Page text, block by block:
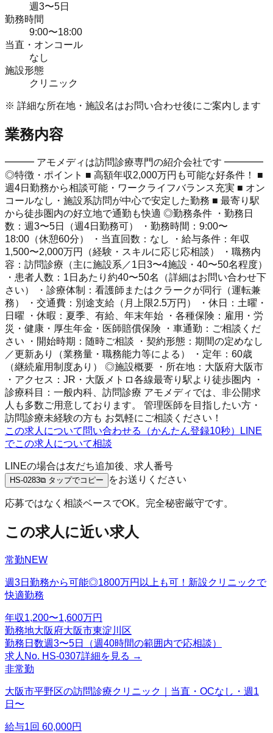
週3〜5日
勤務時間
9:00〜18:00
当直・オンコール
なし
施設形態
クリニック
※ 詳細な所在地・施設名はお問い合わせ後にご案内します
業務内容
━━━ アモメディは訪問診療専門の紹介会社です ━━━━
◎特徴・ポイント ■ 高額年収2,000万円も可能な好条件！ ■
週4日勤務から相談可能・ワークライフバランス充実 ■ オン
コールなし・施設系訪問が中心で安定した勤務 ■ 最寄り駅
から徒歩圏内の好立地で通勤も快適 ◎勤務条件 ・勤務日
数：週3〜5日（週4日勤務可） ・勤務時間：9:00〜
18:00（休憩60分） ・当直回数：なし ・給与条件：年収
1,500〜2,000万円（経験・スキルに応じ応相談） ・職務内
容：訪問診療（主に施設系／1日3〜4施設・40〜50名程度）
・患者人数：1日あたり約40〜50名（詳細はお問い合わせ下
さい） ・診療体制：看護師またはクラークが同行（運転兼
務） ・交通費：別途支給（月上限2.5万円） ・休日：土曜・
日曜 ・休暇：夏季、有給、年末年始 ・各種保険：雇用・労
災・健康・厚生年金・医師賠償保険 ・車通勤：ご相談くだ
さい ・開始時期：随時ご相談 ・契約形態：期間の定めなし
／更新あり（業務量・職務能力等による） ・定年：60歳
（継続雇用制度あり） ◎施設概要 ・所在地：大阪府大阪市
・アクセス：JR・大阪メトロ各線最寄り駅より徒歩圏内 ・
診療科目：一般内科、訪問診療 アモメディでは、非公開求
人も多数ご用意しております。 管理医師を目指したい方・
訪問診療未経験の方も お気軽にご相談ください！
この求人について問い合わせる（かんたん登録10秒）
LINE
でこの求人について相談
LINEの場合は友だち追加後、求人番号
HS-0283⧉ タップでコピー をお送りください
応募ではなく相談ベースでOK。完全秘密厳守です。
この求人に近い求人
常勤NEW
週3日勤務から可能◎1800万円以上も可！新設クリニックで
快適勤務
年収1,200〜1,600万円
勤務地大阪府大阪市東淀川区
勤務日数週3〜5日（週40時間の範囲内で応相談）
求人No. HS-0307詳細を見る →
非常勤
大阪市平野区の訪問診療クリニック｜当直・OCなし・週1
日〜
給与1回 60,000円